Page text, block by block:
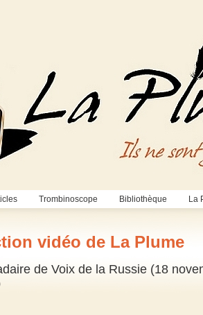
Trombinoscope Bibliothèque La
vidéo de La Plume
de Voix de la Russie (18